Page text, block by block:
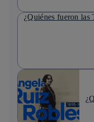
¿Quiénes fueron las